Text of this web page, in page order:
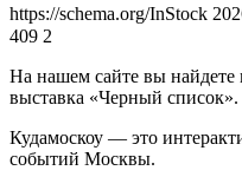
https://schema.org/InStock
409 2
На нашем сайте вы
выставка «Черный список».
Кудамоскоу — это
событий Москвы.